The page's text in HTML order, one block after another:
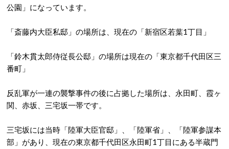
公園」になっています。
「斎藤内大臣私邸」の場所は、現在の「新宿区若葉1丁目」
「鈴木貫太郎侍従長公邸」の場所は現在の「東京都千代田区三
番町」
反乱軍が一連の襲撃事件の後に占拠した場所は、永田町、霞ヶ
関、赤坂、三宅坂一帯です。
三宅坂には当時「陸軍大臣官邸」、「陸軍省」、「陸軍参謀本
部」があり、現在の東京都千代田区永田町1丁目にある半蔵門